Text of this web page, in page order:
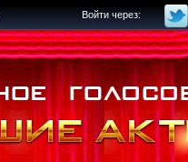
Войти через: